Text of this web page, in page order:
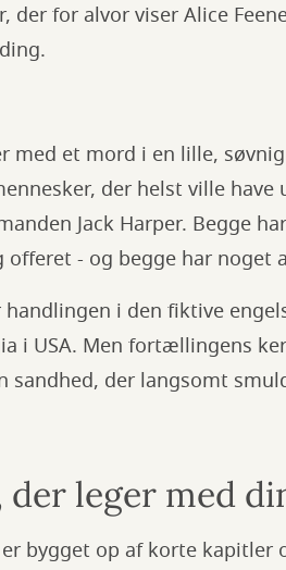
der for alvor viser Alice
med et mord i en lille,
der helst ville
Jack Harper. Begge
offeret - og begge har noget
i den fiktive
i USA. Men fortællingens
sandhed, der langsomt
leger med
bygget op af korte